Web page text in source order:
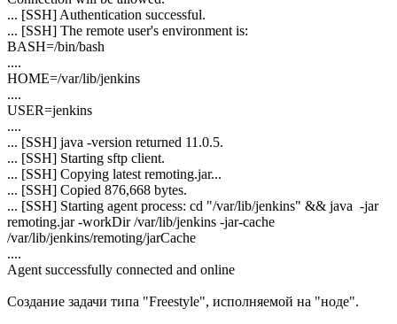
... [SSH] Authentication successful.
... [SSH] The remote user's environment is:
BASH=/bin/bash
....
HOME=/var/lib/jenkins
....
USER=jenkins
....
... [SSH] java -version returned 11.0.5.
... [SSH] Starting sftp client.
... [SSH] Copying latest remoting.jar...
... [SSH] Copied 876,668 bytes.
... [SSH] Starting agent process: cd "/var/lib/jenkins" && java -jar
remoting.jar -workDir /var/lib/jenkins -jar-cache
/var/lib/jenkins/remoting/jarCache
....
Agent successfully connected and online
Создание задачи типа "Freestyle", исполняемой на "ноде".